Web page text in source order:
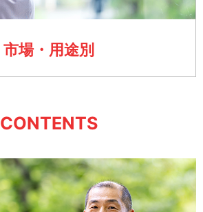
市場・用途別
CONTENTS